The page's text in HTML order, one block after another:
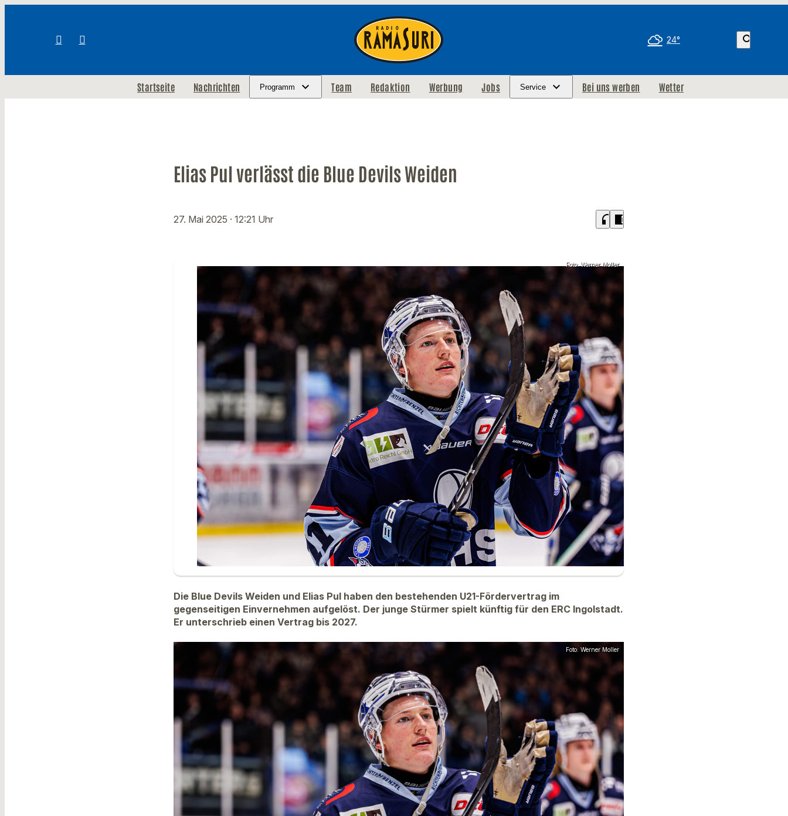
24° search
Startseite Nachrichten Programm Team Redaktion Werbung Jobs Service Bei uns werben Wetter
Elias Pul verlässt die Blue Devils Weiden
27. Mai 2025 · 12:21 Uhr headphones chrome_reader_mode
Foto: Werner Moller
Die Blue Devils Weiden und Elias Pul haben den bestehenden U21-Fördervertrag im
gegenseitigen Einvernehmen aufgelöst. Der junge Stürmer spielt künftig für den ERC Ingolstadt.
Er unterschrieb einen Vertrag bis 2027.
Foto: Werner Moller